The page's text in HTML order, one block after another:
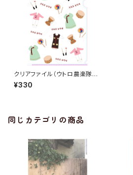
クリアファイル（ウトロ農楽隊コ
ラボ）
¥330
同じカテゴリの商品